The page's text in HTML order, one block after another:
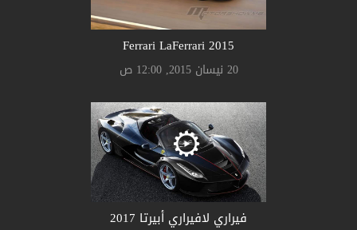
Ferrari LaFerrari 2015
20 نيسان 2015, 12:00 ص
فيراري لافيراري أبيرتا 2017